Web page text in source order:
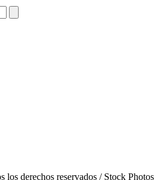
derechos reservados / Stock Photos